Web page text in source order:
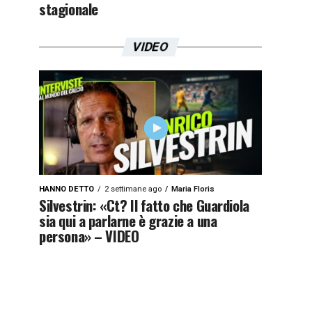
stagionale
VIDEO
HANNO DETTO 2 settimane ago Maria Floris
Silvestrin: «Ct? Il fatto che Guardiola
sia qui a parlarne è grazie a una
persona» – VIDEO